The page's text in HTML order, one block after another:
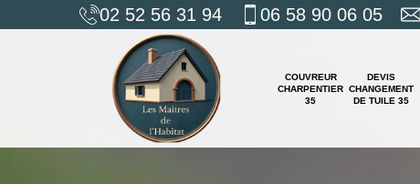
02 52 56 31 94 06 58 90 06 05
COUVREUR
CHARPENTIER
35
DEVIS
CHANGEMENT
DE TUILE 35